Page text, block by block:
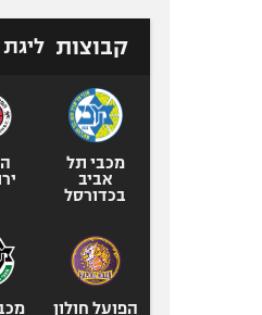
טניס
ג'ודו
קבוצות ליגת
מכבי תל
אביב
בכדורסל
הפועל חולון